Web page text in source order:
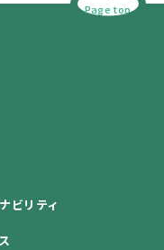
Page top
ビリティ